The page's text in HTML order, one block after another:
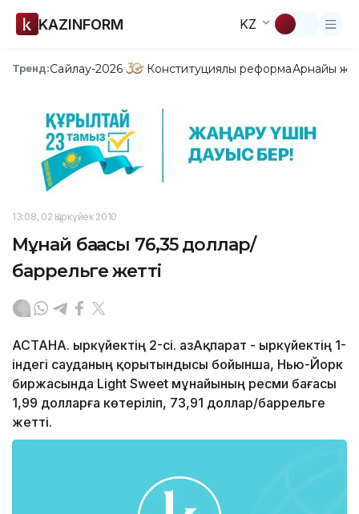
KAZINFORM KZ
Тренд:Сайлау-2026 Конституциялық реформаАрнайы
13:08, 02 Қыркүйек 2010
Мұнай бағасы 76,35 доллар/
баррельге жетті
АСТАНА. Қыркүйектің 2-сі. ҚазАқпарат - Қыркүйектің 1-
індегі сауданың қорытындысы бойынша, Нью-Йорк
биржасында Light Sweet мұнайының ресми бағасы
1,99 долларға көтеріліп, 73,91 доллар/баррельге
жетті.